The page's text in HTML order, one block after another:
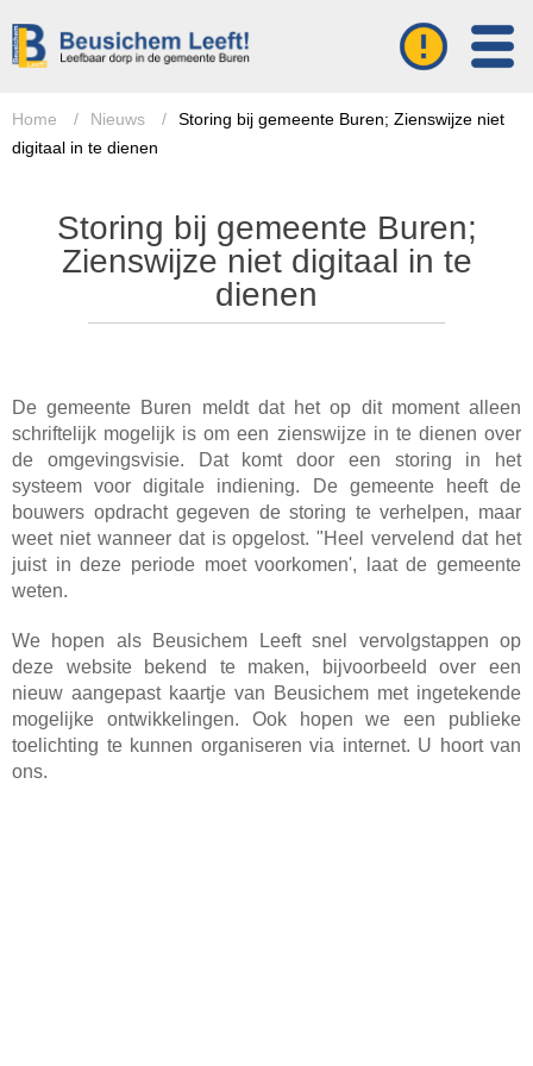
Home / Nieuws /
Storing bij gemeente Buren; Zienswijze niet
digitaal in te dienen
Storing bij gemeente Buren;
Zienswijze niet digitaal in te
dienen
De gemeente Buren meldt dat het op dit moment alleen
schriftelijk mogelijk is om een zienswijze in te dienen over
de omgevingsvisie. Dat komt door een storing in het
systeem voor digitale indiening. De gemeente heeft de
bouwers opdracht gegeven de storing te verhelpen, maar
weet niet wanneer dat is opgelost. "Heel vervelend dat het
juist in deze periode moet voorkomen', laat de gemeente
weten.
We hopen als Beusichem Leeft snel vervolgstappen op
deze website bekend te maken, bijvoorbeeld over een
nieuw aangepast kaartje van Beusichem met ingetekende
mogelijke ontwikkelingen. Ook hopen we een publieke
toelichting te kunnen organiseren via internet. U hoort van
ons.